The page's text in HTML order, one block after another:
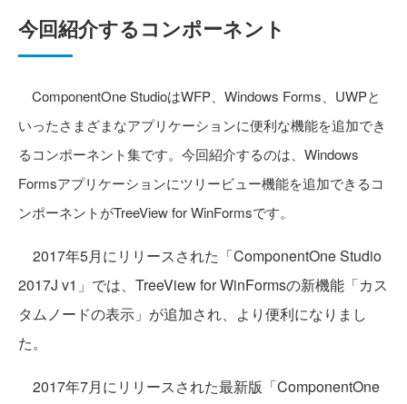
今回紹介するコンポーネント
ComponentOne StudioはWFP、Windows Forms、UWPと
いったさまざまなアプリケーションに便利な機能を追加でき
るコンポーネント集です。今回紹介するのは、Windows
Formsアプリケーションにツリービュー機能を追加できるコ
ンポーネントがTreeView for WinFormsです。
2017年5月にリリースされた「ComponentOne Studio
2017J v1」では、TreeView for WinFormsの新機能「カス
タムノードの表示」が追加され、より便利になりまし
た。
2017年7月にリリースされた最新版「ComponentOne